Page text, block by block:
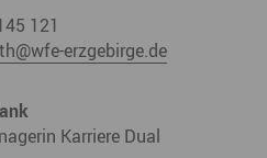
121
erzgebirge.de
Karriere Dual